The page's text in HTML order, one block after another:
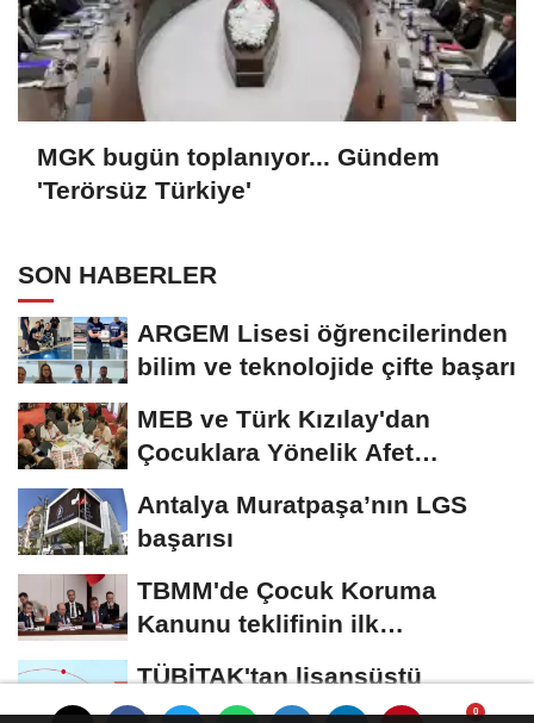
MGK bugün toplanıyor... Gündem
'Terörsüz Türkiye'
SON HABERLER
ARGEM Lisesi öğrencilerinden
bilim ve teknolojide çifte başarı
MEB ve Türk Kızılay'dan
Çocuklara Yönelik Afet
Antalya Muratpaşa’nın LGS
başarısı
TBMM'de Çocuk Koruma
Kanunu teklifinin ilk
görüşmeleri tamamlandı
TÜBİTAK'tan lisansüstü
araştırmacılara performans